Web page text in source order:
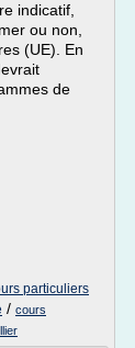
indicatif,
ou non,
(UE). En
de
particuliers
/ cours